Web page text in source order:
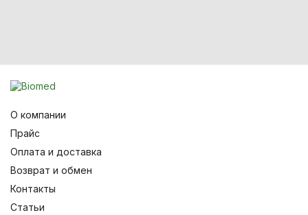
О компании
Прайс
Оплата и доставка
Возврат и обмен
Контакты
Статьи